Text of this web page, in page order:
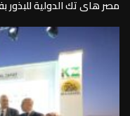
مصر هاى تك الدولية للبذور